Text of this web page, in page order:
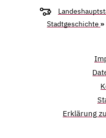
Stadtgeschichte
Erklärung